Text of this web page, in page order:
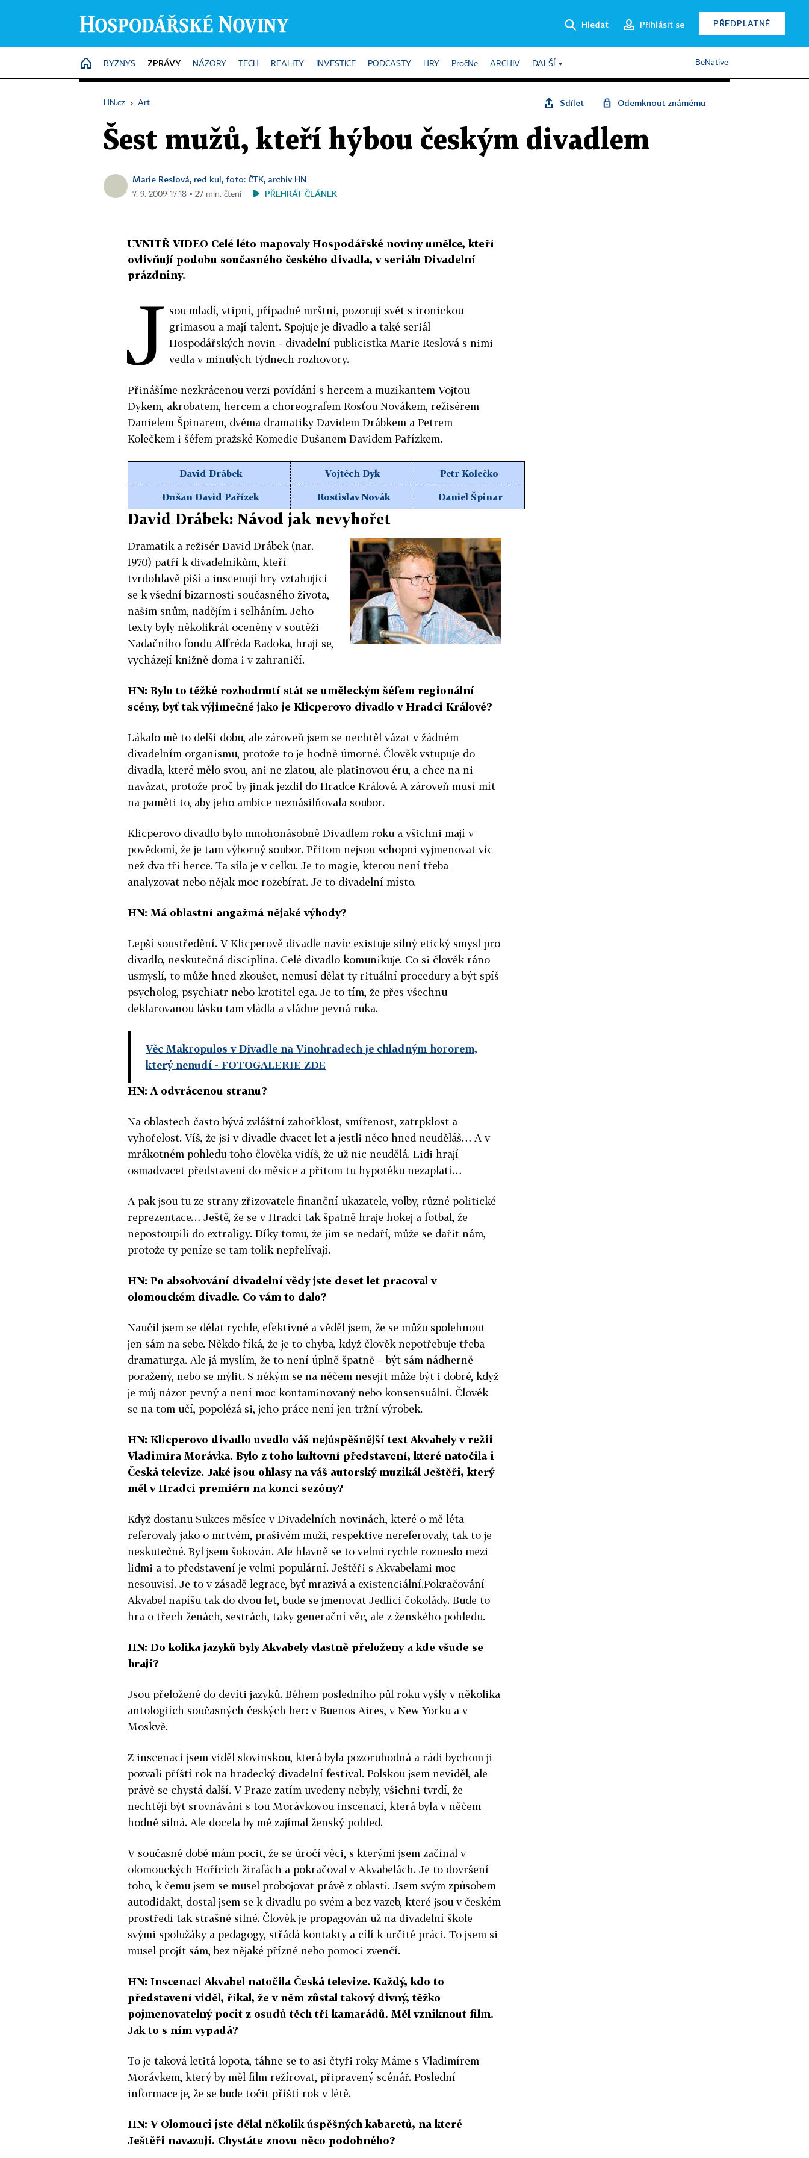
Hledat Přihlásit se PŘEDPLATNÉ
HOME
BYZNYS ZPRÁVY NÁZORY TECH REALITY INVESTICE PODCASTY HRY PročNe ARCHIV DALŠÍ BeNative
HN.cz › Art Sdílet Odemknout známému
Šest mužů, kteří hýbou českým divadlem
Marie Reslová, red kul, foto: ČTK, archiv HN
7. 9. 2009 17:18 ▪ 27 min. čtení PŘEHRÁT ČLÁNEK
UVNITŘ VIDEO Celé léto mapovaly Hospodářské noviny umělce, kteří
ovlivňují podobu současného českého divadla, v seriálu Divadelní
prázdniny.
J sou mladí, vtipní, případně mrštní, pozorují svět s ironickou
grimasou a mají talent. Spojuje je divadlo a také seriál
Hospodářských novin - divadelní publicistka Marie Reslová s nimi
vedla v minulých týdnech rozhovory.
Přinášíme nezkrácenou verzi povídání s hercem a muzikantem Vojtou
Dykem, akrobatem, hercem a choreografem Rosťou Novákem, režisérem
Danielem Špinarem, dvěma dramatiky Davidem Drábkem a Petrem
Kolečkem i šéfem pražské Komedie Dušanem Davidem Pařízkem.
David Drábek Vojtěch Dyk Petr Kolečko
Dušan David Pařízek Rostislav Novák Daniel Špinar
David Drábek: Návod jak nevyhořet
Dramatik a režisér David Drábek (nar.
1970) patří k divadelníkům, kteří
tvrdohlavě píší a inscenují hry vztahující
se k všední bizarnosti současného života,
našim snům, nadějím i selháním. Jeho
texty byly několikrát oceněny v soutěži
Nadačního fondu Alfréda Radoka, hrají se,
vycházejí knižně doma i v zahraničí.
HN: Bylo to těžké rozhodnutí stát se uměleckým šéfem regionální
scény, byť tak výjimečné jako je Klicperovo divadlo v Hradci Králové?
Lákalo mě to delší dobu, ale zároveň jsem se nechtěl vázat v žádném
divadelním organismu, protože to je hodně úmorné. Člověk vstupuje do
divadla, které mělo svou, ani ne zlatou, ale platinovou éru, a chce na ni
navázat, protože proč by jinak jezdil do Hradce Králové. A zároveň musí mít
na paměti to, aby jeho ambice neznásilňovala soubor.
Klicperovo divadlo bylo mnohonásobně Divadlem roku a všichni mají v
povědomí, že je tam výborný soubor. Přitom nejsou schopni vyjmenovat víc
než dva tři herce. Ta síla je v celku. Je to magie, kterou není třeba
analyzovat nebo nějak moc rozebírat. Je to divadelní místo.
HN: Má oblastní angažmá nějaké výhody?
Lepší soustředění. V Klicperově divadle navíc existuje silný etický smysl pro
divadlo, neskutečná disciplína. Celé divadlo komunikuje. Co si člověk ráno
usmyslí, to může hned zkoušet, nemusí dělat ty rituální procedury a být spíš
psycholog, psychiatr nebo krotitel ega. Je to tím, že přes všechnu
deklarovanou lásku tam vládla a vládne pevná ruka.
Věc Makropulos v Divadle na Vinohradech je chladným hororem,
který nenudí - FOTOGALERIE ZDE
HN: A odvrácenou stranu?
Na oblastech často bývá zvláštní zahořklost, smířenost, zatrpklost a
vyhořelost. Víš, že jsi v divadle dvacet let a jestli něco hned neuděláš… A v
mrákotném pohledu toho člověka vidíš, že už nic neudělá. Lidi hrají
osmadvacet představení do měsíce a přitom tu hypotéku nezaplatí…
A pak jsou tu ze strany zřizovatele finanční ukazatele, volby, různé politické
reprezentace… Ještě, že se v Hradci tak špatně hraje hokej a fotbal, že
nepostoupili do extraligy. Díky tomu, že jim se nedaří, může se dařit nám,
protože ty peníze se tam tolik nepřelívají.
HN: Po absolvování divadelní vědy jste deset let pracoval v
olomouckém divadle. Co vám to dalo?
Naučil jsem se dělat rychle, efektivně a věděl jsem, že se můžu spolehnout
jen sám na sebe. Někdo říká, že je to chyba, když člověk nepotřebuje třeba
dramaturga. Ale já myslím, že to není úplně špatně – být sám nádherně
poražený, nebo se mýlit. S někým se na něčem nesejít může být i dobré, když
je můj názor pevný a není moc kontaminovaný nebo konsensuální. Člověk
se na tom učí, popolézá si, jeho práce není jen tržní výrobek.
HN: Klicperovo divadlo uvedlo váš nejúspěšnější text Akvabely v režii
Vladimíra Morávka. Bylo z toho kultovní představení, které natočila i
Česká televize. Jaké jsou ohlasy na váš autorský muzikál Ještěři, který
měl v Hradci premiéru na konci sezóny?
Když dostanu Sukces měsíce v Divadelních novinách, které o mě léta
referovaly jako o mrtvém, prašivém muži, respektive nereferovaly, tak to je
neskutečné. Byl jsem šokován. Ale hlavně se to velmi rychle rozneslo mezi
lidmi a to představení je velmi populární. Ještěři s Akvabelami moc
nesouvisí. Je to v zásadě legrace, byť mrazivá a existenciální.Pokračování
Akvabel napíšu tak do dvou let, bude se jmenovat Jedlíci čokolády. Bude to
hra o třech ženách, sestrách, taky generační věc, ale z ženského pohledu.
HN: Do kolika jazyků byly Akvabely vlastně přeloženy a kde všude se
hrají?
Jsou přeložené do devíti jazyků. Během posledního půl roku vyšly v několika
antologiích současných českých her: v Buenos Aires, v New Yorku a v
Moskvě.
Z inscenací jsem viděl slovinskou, která byla pozoruhodná a rádi bychom ji
pozvali příští rok na hradecký divadelní festival. Polskou jsem neviděl, ale
právě se chystá další. V Praze zatím uvedeny nebyly, všichni tvrdí, že
nechtějí být srovnáváni s tou Morávkovou inscenací, která byla v něčem
hodně silná. Ale docela by mě zajímal ženský pohled.
V současné době mám pocit, že se úročí věci, s kterými jsem začínal v
olomouckých Hořících žirafách a pokračoval v Akvabelách. Je to dovršení
toho, k čemu jsem se musel probojovat právě z oblasti. Jsem svým způsobem
autodidakt, dostal jsem se k divadlu po svém a bez vazeb, které jsou v českém
prostředí tak strašně silné. Člověk je propagován už na divadelní škole
svými spolužáky a pedagogy, střádá kontakty a cílí k určité práci. To jsem si
musel projít sám, bez nějaké přízně nebo pomoci zvenčí.
HN: Inscenaci Akvabel natočila Česká televize. Každý, kdo to
představení viděl, říkal, že v něm zůstal takový divný, těžko
pojmenovatelný pocit z osudů těch tří kamarádů. Měl vzniknout film.
Jak to s ním vypadá?
To je taková letitá lopota, táhne se to asi čtyři roky Máme s Vladimírem
Morávkem, který by měl film režírovat, připravený scénář. Poslední
informace je, že se bude točit příští rok v létě.
HN: V Olomouci jste dělal několik úspěšných kabaretů, na které
Ještěři navazují. Chystáte znovu něco podobného?